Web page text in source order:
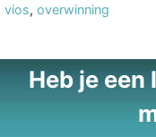
vios, overwinning
Heb je